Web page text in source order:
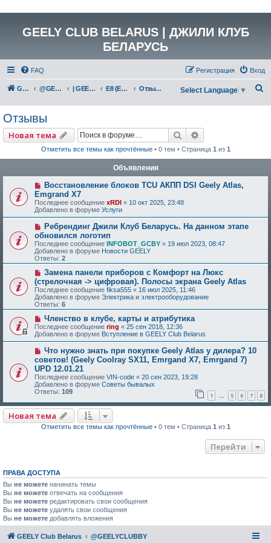
GEELY CLUB BELARUS | ДЖИЛИ КЛУБ
БЕЛАРУСЬ
FAQ Вход
Регистрация
GEELY Club Belarus @GEELYCLUBBY | GEELY EV E8 (E171) Отзывы Select Language ▼
Отзывы
Новая тема Поиск
Отметить все темы как прочтённые• 0 тем • Страница 1 из 1
Объявления
Восстановление блоков TCU АКПП DSI Geely Atlas,
Emgrand X7
Последнее сообщение xRDI « 10 окт 2025, 23:48
Добавлено в форуме Услуги
Ребрендинг Джили Клуб Беларусь. На данном этапе
обновился логотип
Последнее сообщение INFOBOT_GCBY « 19 июл 2023, 08:47
Добавлено в форуме Новости GEELY
Ответы: 2
Замена панели приборов с Комфорт на Люкс
(стрелочная -> цифровая). Полосы экрана Geely Atlas
Последнее сообщение fiksa555 « 16 июл 2025, 11:46
Добавлено в форуме Электрика и электрооборудование
Ответы: 6
Членство в клубе, карты и атрибутика
Последнее сообщение ring « 25 сен 2018, 12:36
Добавлено в форуме Вступление в GEELY Club Belarus
Что нужно знать при покупке Geely Atlas у дилера? 10
советов! (Geely Coolray SX11, Emrgand X7, Emrgand 7)
UPD 12.01.21
Последнее сообщение VIN-code « 20 сен 2023, 19:28
Добавлено в форуме Советы бывалых
Ответы: 109 1 … 5 6 7 8
Новая тема
Отметить все темы как прочтённые• 0 тем • Страница 1 из 1
Перейти
ПРАВА ДОСТУПА
Вы не можете начинать темы
Вы не можете отвечать на сообщения
Вы не можете редактировать свои сообщения
Вы не можете удалять свои сообщения
Вы не можете добавлять вложения
GEELY Club Belarus @GEELYCLUBBY